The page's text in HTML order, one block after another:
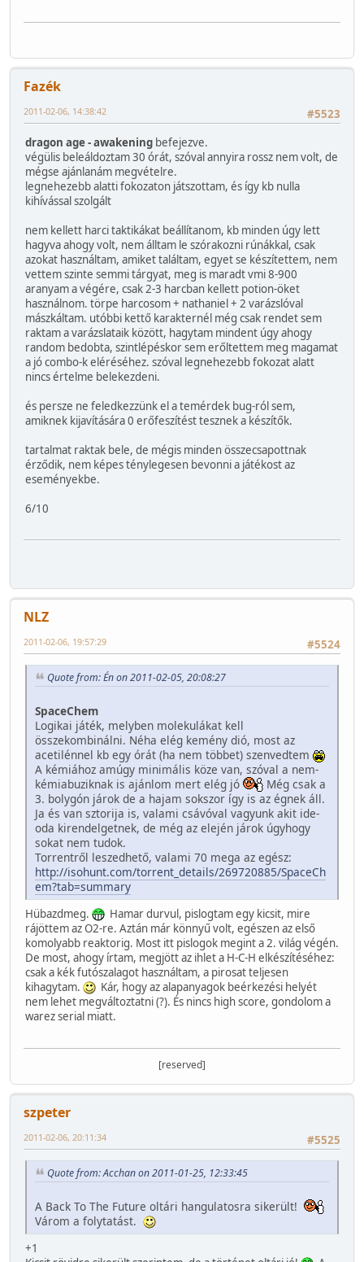
Fazék
#5523
2011-02-06, 14:38:42
dragon age - awakening befejezve.
végülis beleáldoztam 30 órát, szóval annyira rossz nem volt, de
mégse ajánlanám megvételre.
legnehezebb alatti fokozaton játszottam, és így kb nulla
kihívással szolgált
nem kellett harci taktikákat beállítanom, kb minden úgy lett
hagyva ahogy volt, nem álltam le szórakozni rúnákkal, csak
azokat használtam, amiket találtam, egyet se készítettem, nem
vettem szinte semmi tárgyat, meg is maradt vmi 8-900
aranyam a végére, csak 2-3 harcban kellett potion-öket
használnom. törpe harcosom + nathaniel + 2 varázslóval
mászkáltam. utóbbi kettő karakternél még csak rendet sem
raktam a varázslataik között, hagytam mindent úgy ahogy
random bedobta, szintlépéskor sem erőltettem meg magamat
a jó combo-k eléréséhez. szóval legnehezebb fokozat alatt
nincs értelme belekezdeni.
és persze ne feledkezzünk el a temérdek bug-ról sem,
amiknek kijavítására 0 erőfeszítést tesznek a készítők.
tartalmat raktak bele, de mégis minden összecsapottnak
érződik, nem képes ténylegesen bevonni a játékost az
eseményekbe.
6/10
NLZ
#5524
2011-02-06, 19:57:29
Quote from: Én on 2011-02-05, 20:08:27
SpaceChem
Logikai játék, melyben molekulákat kell
összekombinálni. Néha elég kemény dió, most az
acetilénnel kb egy órát (ha nem többet) szenvedtem
A kémiához amúgy minimális köze van, szóval a nem-
kémiabuziknak is ajánlom mert elég jó
Még csak a
3. bolygón járok de a hajam sokszor így is az égnek áll.
Ja és van sztorija is, valami csávóval vagyunk akit ide-
oda kirendelgetnek, de még az elején járok úgyhogy
sokat nem tudok.
Torrentről leszedhető, valami 70 mega az egész:
http://isohunt.com/torrent_details/269720885/SpaceCh
em?tab=summary
Hübazdmeg.
Hamar durvul, pislogtam egy kicsit, mire
rájöttem az O2-re. Aztán már könnyű volt, egészen az első
komolyabb reaktorig. Most itt pislogok megint a 2. világ végén.
De most, ahogy írtam, megjött az ihlet a H-C-H elkészítéséhez:
csak a kék futószalagot használtam, a pirosat teljesen
kihagytam.
Kár, hogy az alapanyagok beérkezési helyét
nem lehet megváltoztatni (?). És nincs high score, gondolom a
warez serial miatt.
[reserved]
szpeter
#5525
2011-02-06, 20:11:34
Quote from: Acchan on 2011-01-25, 12:33:45
A Back To The Future oltári hangulatosra sikerült!
Várom a folytatást.
+1